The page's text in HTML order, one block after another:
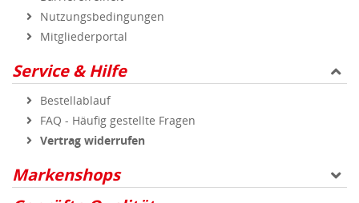
Nutzungsbedingungen
Mitgliederportal
Service & Hilfe
Bestellablauf
FAQ - Häufig gestellte Fragen
Vertrag widerrufen
Markenshops